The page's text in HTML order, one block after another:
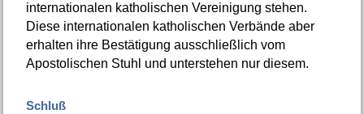
internationalen katholischen Vereinigung stehen.
Diese internationalen katholischen Verbände aber
erhalten ihre Bestätigung ausschließlich vom
Apostolischen Stuhl und unterstehen nur diesem.
Schluß